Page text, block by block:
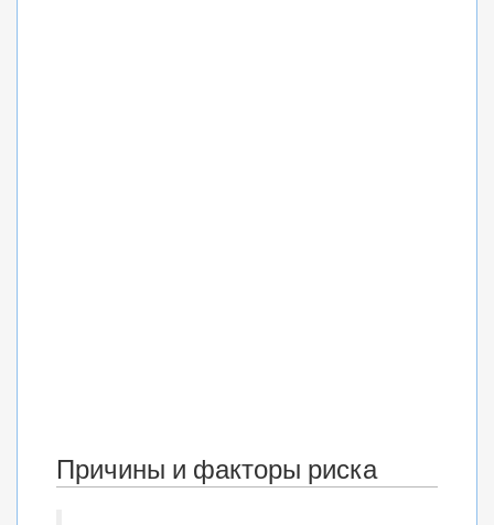
Причины и факторы риска